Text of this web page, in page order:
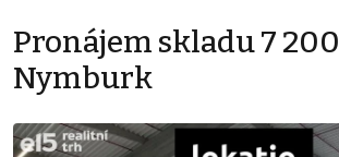
Pronájem skladu 7 200
Nymburk